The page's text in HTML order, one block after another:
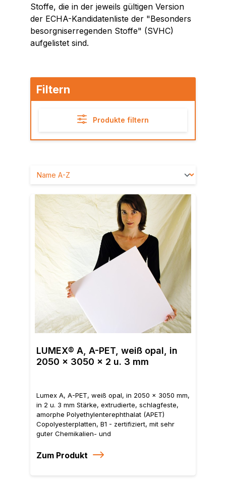
Stoffe, die in der jeweils gültigen Version
der ECHA-Kandidatenliste der "Besonders
besorgniserregenden Stoffe" (SVHC)
aufgelistet sind.
Filtern
Produkte filtern
LUMEX® A, A-PET, weiß opal, in
2050 x 3050 x 2 u. 3 mm
Lumex A, A-PET, weiß opal, in 2050 x 3050 mm,
in 2 u. 3 mm Stärke, extrudierte, schlagfeste,
amorphe Polyethylenterephthalat (APET)
Copolyesterplatten, B1 - zertifiziert, mit sehr
guter Chemikalien- und
relativ hohe Schlagzähigkeit, bedingt
Zum Produkt